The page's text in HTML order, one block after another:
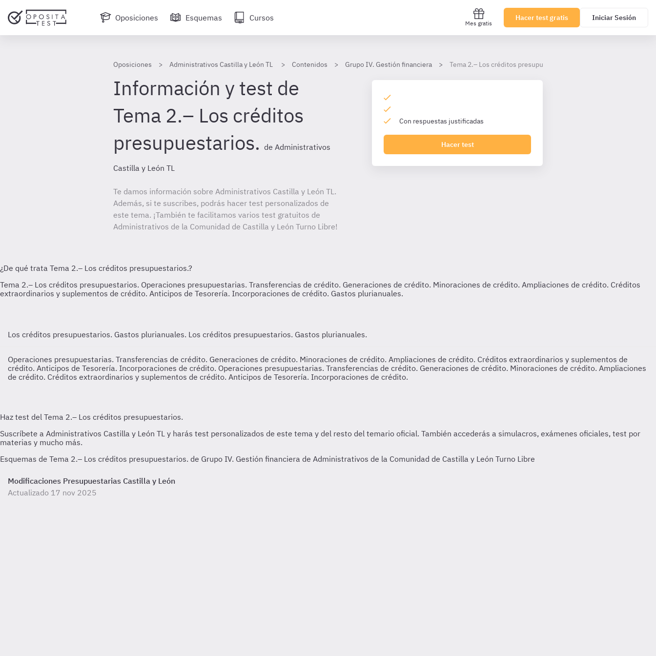
Oposiciones Esquemas Cursos
Mes gratis
Hacer test gratis Iniciar Sesión
Oposiciones Administrativos Castilla y León TL Contenidos Grupo IV. Gestión financiera Tema 2.– Los créditos presupuestarios.
Información y test de
Tema 2.– Los créditos
presupuestarios. de Administrativos
Castilla y León TL
Te damos información sobre Administrativos Castilla y León TL.
Además, si te suscribes, podrás hacer test personalizados de
este tema. ¡También te facilitamos varios test gratuitos de
Administrativos de la Comunidad de Castilla y León Turno Libre!
Con respuestas justificadas
Hacer test
Los créditos presupuestarios. Gastos plurianuales. Los créditos presupuestarios. Gastos plurianuales.
Operaciones presupuestarias. Transferencias de crédito. Generaciones de crédito. Minoraciones de crédito. Ampliaciones de crédito. Créditos extraordinarios y suplementos de
crédito. Anticipos de Tesorería. Incorporaciones de crédito. Operaciones presupuestarias. Transferencias de crédito. Generaciones de crédito. Minoraciones de crédito. Ampliaciones
de crédito. Créditos extraordinarios y suplementos de crédito. Anticipos de Tesorería. Incorporaciones de crédito.
Esquemas de Tema 2.– Los créditos presupuestarios. de Grupo IV. Gestión financiera de Administrativos de la Comunidad de Castilla y León Turno Libre
Modificaciones Presupuestarias Castilla y León
Actualizado 17 nov 2025